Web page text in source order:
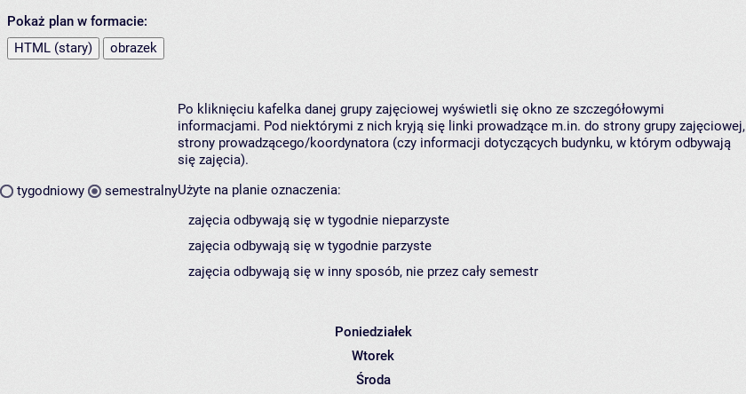
Pokaż plan w formacie:
HTML (stary)
obrazek
tygodniowy semestralny
Po kliknięciu kafelka danej grupy zajęciowej wyświetli się okno ze szczegółowymi
informacjami. Pod niektórymi z nich kryją się linki prowadzące m.in. do strony grupy zajęciowej,
strony prowadzącego/koordynatora (czy informacji dotyczących budynku, w którym odbywają
się zajęcia).
Użyte na planie oznaczenia:
zajęcia odbywają się w tygodnie nieparzyste
zajęcia odbywają się w tygodnie parzyste
zajęcia odbywają się w inny sposób, nie przez cały semestr
Poniedziałek
Wtorek
Środa